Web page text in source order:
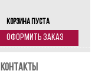
Корзина пуста
Оформить заказ
Контакты